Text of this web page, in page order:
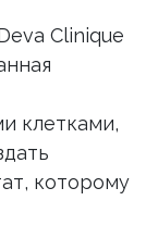
Clinique
клетками,
которому